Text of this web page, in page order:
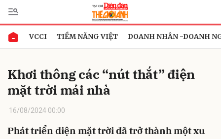
VCCI TIỀM NĂNG VIỆT DOANH NHÂN -DOANH
Khơi thông các “nút thắt” điện
mặt trời mái nhà
16/08/2024 00:00
Phát triển điện mặt trời đã trở thành một xu
Gửi bình luận